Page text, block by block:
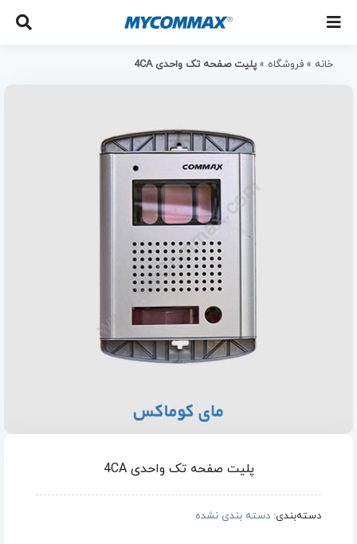
خانه » فروشگاه » پلیت صفحه تک واحدی 4CA
پلیت صفحه تک واحدی 4CA
دسته‌بندی: دسته بندی نشده